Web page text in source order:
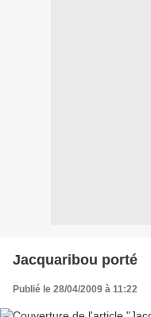
Jacquaribou porté
Publié le 28/04/2009 à 11:22